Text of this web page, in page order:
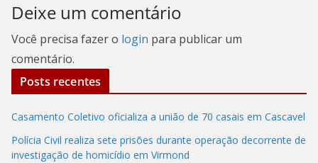
Deixe um comentário
Você precisa fazer o login para publicar um
comentário.
Posts recentes
Casamento Coletivo oficializa a união de 70 casais em Cascavel
Polícia Civil realiza sete prisões durante operação decorrente de
investigação de homicídio em Virmond